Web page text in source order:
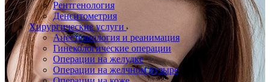
Рентгенология
Денситометрия
Хирургические услуги
Анестезиология и реанимация
Гинекологические операции
Операции на желудке
Операции на желчном пузыре